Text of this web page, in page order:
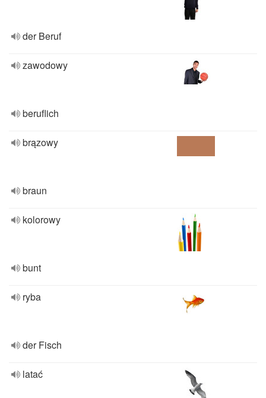
der Beruf
zawodowy
beruflich
brązowy
braun
kolorowy
bunt
ryba
der Fisch
latać